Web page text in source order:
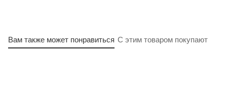
Вам также может понравиться С этим товаром покупают